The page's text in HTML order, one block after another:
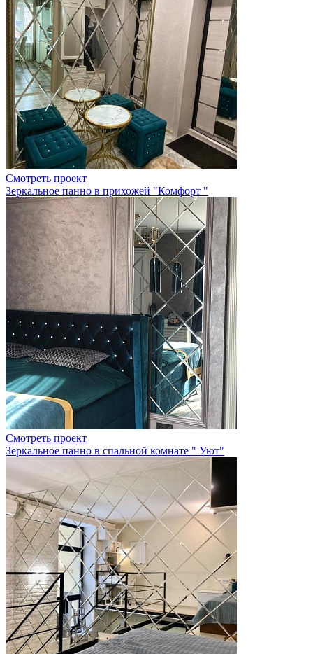
Смотреть проект
Зеркальное панно в прихожей "Комфорт "
Смотреть проект
Зеркальное панно в спальной комнате " Уют"